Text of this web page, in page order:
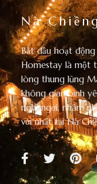
Nà
Bắt đầu hoạt
Homestay là một
lòng thung lũng
không gian bình
nghỉ ngơi, nhâm
vời nhất tại Nà